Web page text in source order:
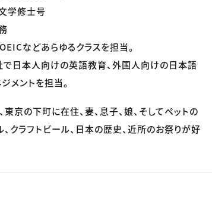
学修士号
などあらゆるクラスを担当。
で日本人向けの英語教育、外国人向けの日本語
メントを担当。
京の下町に在住、妻、息子、娘、そしてペットの
、クラフトビール、日本の歴史、近所のお祭りが好